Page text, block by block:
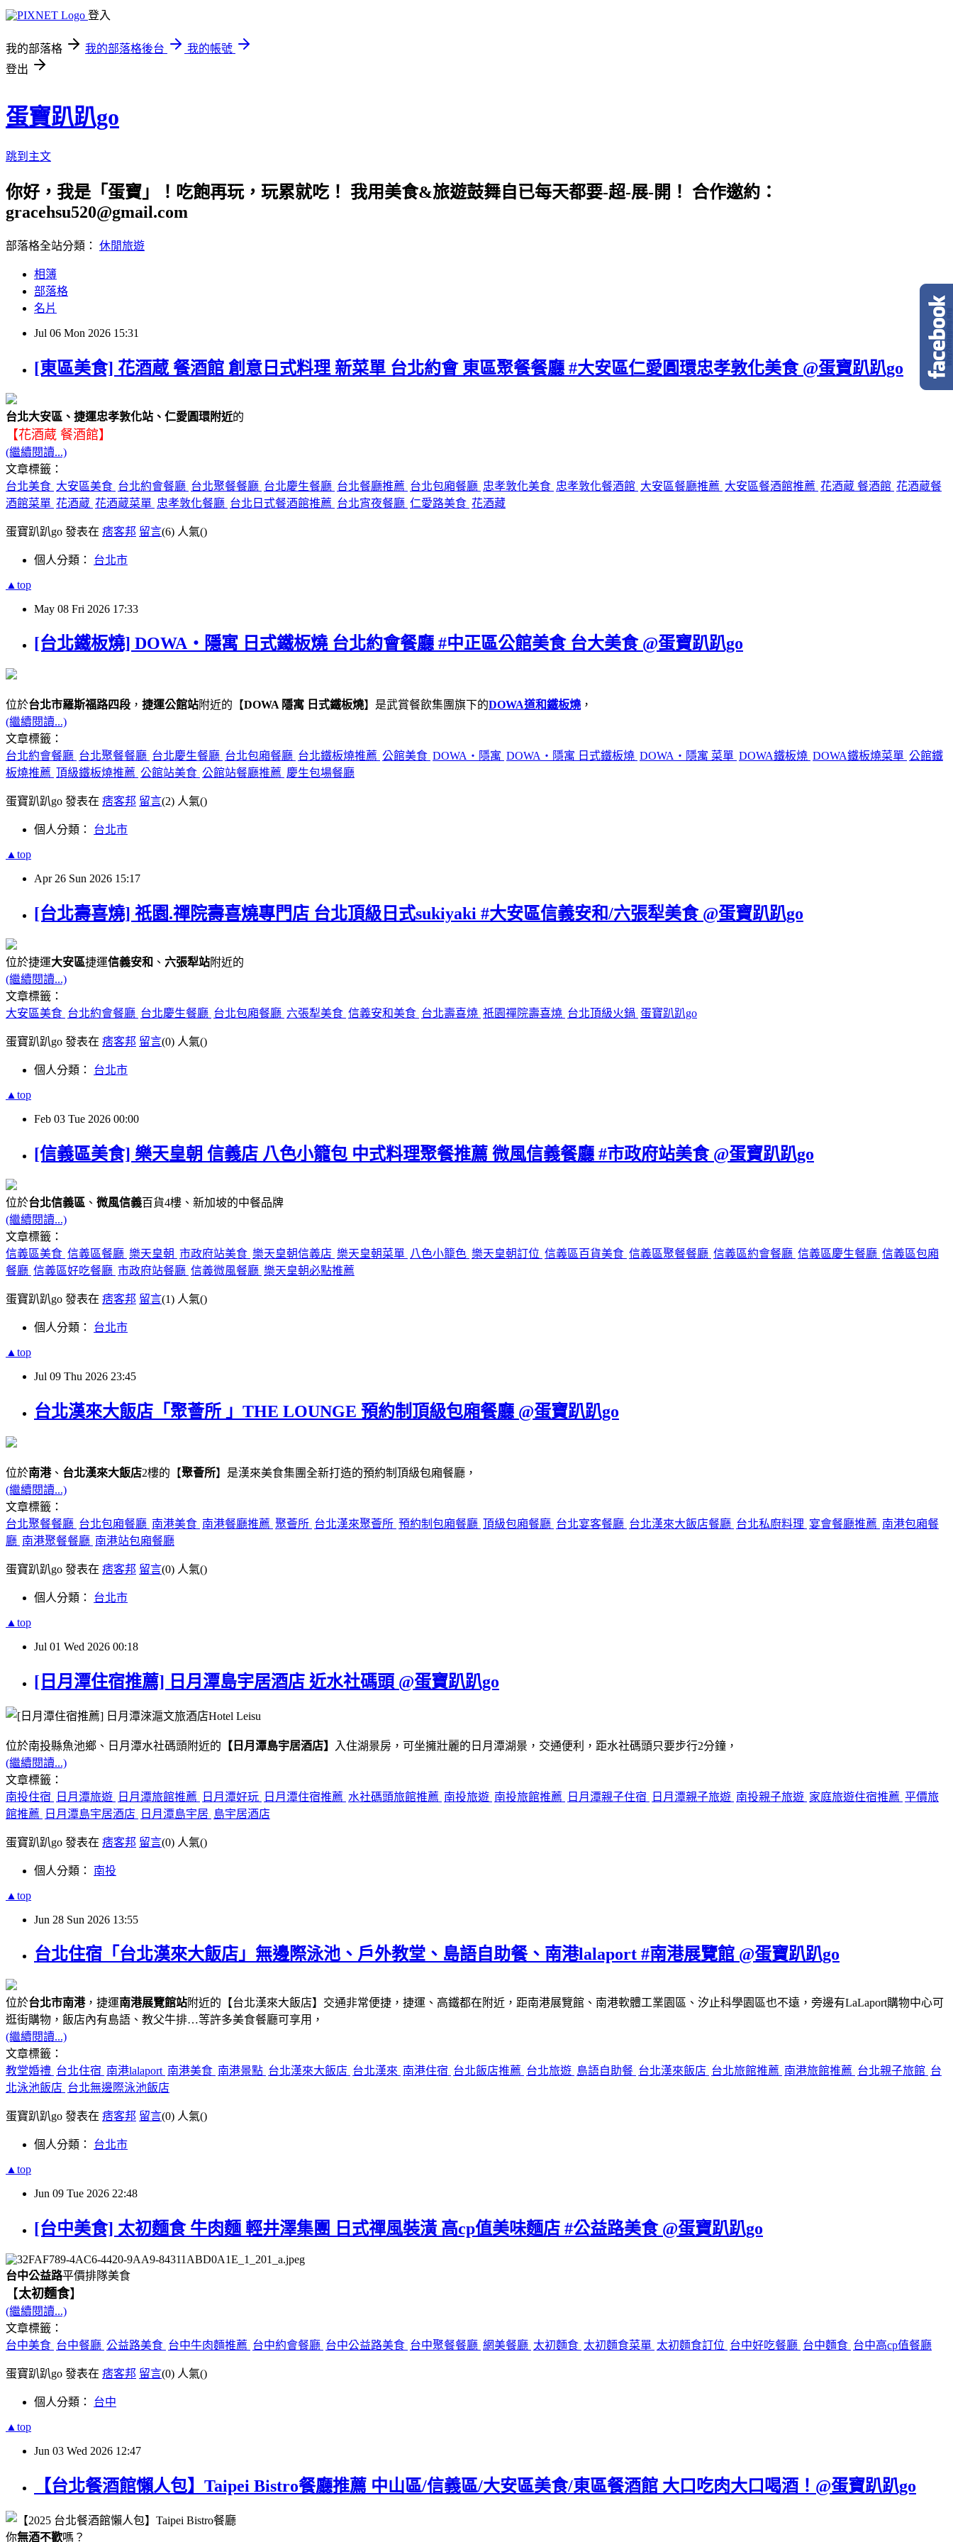
登入
我的部落格 我的部落格後台
我的帳號
登出
蛋寶趴趴go
跳到主文
你好，我是「蛋寶」！吃飽再玩，玩累就吃！ 我用美食&旅遊鼓舞自已每天都要-超-展-開！ 合作邀約：
gracehsu520@gmail.com
部落格全站分類： 休閒旅遊
相簿
部落格
名片
Jul 06 Mon 2026 15:31
[東區美食] 花酒蔵 餐酒館 創意日式料理 新菜單 台北約會 東區聚餐餐廳 #大安區仁愛圓環忠孝敦化美食 @蛋寶趴趴go
台北大安區、捷運忠孝敦化站、仁愛圓環附近的
【花酒蔵 餐酒館】
(繼續閱讀...)
文章標籤：
台北美食 大安區美食 台北約會餐廳 台北聚餐餐廳 台北慶生餐廳 台北餐廳推薦 台北包廂餐廳 忠孝敦化美食 忠孝敦化餐酒館 大安區餐廳推薦 大安區餐酒館推薦 花酒蔵 餐酒館 花酒蔵餐
酒館菜單 花酒蔵 花酒蔵菜單 忠孝敦化餐廳 台北日式餐酒館推薦 台北宵夜餐廳 仁愛路美食 花酒藏
蛋寶趴趴go 發表在 痞客邦 留言(6) 人氣()
個人分類： 台北市
▲top
May 08 Fri 2026 17:33
[台北鐵板燒] DOWA・隱寓 日式鐵板燒 台北約會餐廳 #中正區公館美食 台大美食 @蛋寶趴趴go
位於台北市羅斯福路四段 ， 捷運公館站附近的【DOWA 隱寓 日式鐵板燒】是武賞餐飲集團旗下的DOWA道和鐵板燒 ，
(繼續閱讀...)
文章標籤：
台北約會餐廳 台北聚餐餐廳 台北慶生餐廳 台北包廂餐廳 台北鐵板燒推薦 公館美食 DOWA・隱寓 DOWA・隱寓 日式鐵板燒 DOWA・隱寓 菜單 DOWA鐵板燒 DOWA鐵板燒菜單 公館鐵
板燒推薦 頂級鐵板燒推薦 公館站美食 公館站餐廳推薦 慶生包場餐廳
蛋寶趴趴go 發表在 痞客邦 留言(2) 人氣()
個人分類： 台北市
▲top
Apr 26 Sun 2026 15:17
[台北壽喜燒] 祇園.禪院壽喜燒專門店 台北頂級日式sukiyaki #大安區信義安和/六張犁美食 @蛋寶趴趴go
位於捷運大安區捷運信義安和 、 六張犁站附近的
(繼續閱讀...)
文章標籤：
大安區美食 台北約會餐廳 台北慶生餐廳 台北包廂餐廳 六張犁美食 信義安和美食 台北壽喜燒 祇園禪院壽喜燒 台北頂級火鍋 蛋寶趴趴go
蛋寶趴趴go 發表在 痞客邦 留言(0) 人氣()
個人分類： 台北市
▲top
Feb 03 Tue 2026 00:00
[信義區美食] 樂天皇朝 信義店 八色小籠包 中式料理聚餐推薦 微風信義餐廳 #市政府站美食 @蛋寶趴趴go
位於台北信義區 、 微風信義百貨4樓、新加坡的中餐品牌
(繼續閱讀...)
文章標籤：
信義區美食 信義區餐廳 樂天皇朝 市政府站美食 樂天皇朝信義店 樂天皇朝菜單 八色小籠色 樂天皇朝訂位 信義區百貨美食 信義區聚餐餐廳 信義區約會餐廳 信義區慶生餐廳 信義區包廂
餐廳 信義區好吃餐廳 市政府站餐廳 信義微風餐廳 樂天皇朝必點推薦
蛋寶趴趴go 發表在 痞客邦 留言(1) 人氣()
個人分類： 台北市
▲top
Jul 09 Thu 2026 23:45
台北漢來大飯店「聚薈所 」THE LOUNGE 預約制頂級包廂餐廳 @蛋寶趴趴go
位於南港、 台北漢來大飯店2樓的【聚薈所】是漢來美食集團全新打造的預約制頂級包廂餐廳，
(繼續閱讀...)
文章標籤：
台北聚餐餐廳 台北包廂餐廳 南港美食 南港餐廳推薦 聚薈所 台北漢來聚薈所 預約制包廂餐廳 頂級包廂餐廳 台北宴客餐廳 台北漢來大飯店餐廳 台北私廚料理 宴會餐廳推薦 南港包廂餐
廳 南港聚餐餐廳 南港站包廂餐廳
蛋寶趴趴go 發表在 痞客邦 留言(0) 人氣()
個人分類： 台北市
▲top
Jul 01 Wed 2026 00:18
[日月潭住宿推薦] 日月潭島宇居酒店 近水社碼頭 @蛋寶趴趴go
位於南投縣魚池鄉、日月潭水社碼頭附近的 【日月潭島宇居酒店】
入住湖景房，可坐擁壯麗的日月潭湖景，交通便利，距水社碼頭只要步行2分鐘，
(繼續閱讀...)
文章標籤：
南投住宿
日月潭旅遊 日月潭旅館推薦 日月潭好玩 日月潭住宿推薦 水社碼頭旅館推薦 南投旅遊 南投旅館推薦 日月潭親子住宿 日月潭親子旅遊 南投親子旅遊 家庭旅遊住宿推薦 平價旅
館推薦
日月潭島宇居酒店 日月潭島宇居 島宇居酒店
蛋寶趴趴go 發表在 痞客邦 留言(0) 人氣()
個人分類： 南投
▲top
Jun 28 Sun 2026 13:55
台北住宿「台北漢來大飯店」無邊際泳池、戶外教堂、島語自助餐、南港lalaport #南港展覽館 @蛋寶趴趴go
位於台北市南港，捷運南港展覽館站附近的【台北漢來大飯店】交通非常便捷，捷運、高鐵都在附近，距南港展覽館、南港軟體工業園區、汐止科學園區也不遠，旁邊有LaLaport購物中心可
逛街購物，飯店內有島語、教父牛排…等許多美食餐廳可享用，
(繼續閱讀...)
文章標籤：
教堂婚禮 台北住宿 南港lalaport 南港美食 南港景點 台北漢來大飯店 台北漢來 南港住宿 台北飯店推薦 台北旅遊 島語自助餐 台北漢來飯店 台北旅館推薦 南港旅館推薦 台北親子旅館 台
北泳池飯店 台北無邊際泳池飯店
蛋寶趴趴go 發表在 痞客邦 留言(0) 人氣()
個人分類： 台北市
▲top
Jun 09 Tue 2026 22:48
[台中美食] 太初麵食 牛肉麵 輕井澤集團 日式禪風裝潢 高cp值美味麵店 #公益路美食 @蛋寶趴趴go
台中公益路平價排隊美食
【太初麵食】
(繼續閱讀...)
文章標籤：
台中美食 台中餐廳 公益路美食 台中牛肉麵推薦 台中約會餐廳 台中公益路美食 台中聚餐餐廳 網美餐廳 太初麵食 太初麵食菜單 太初麵食訂位 台中好吃餐廳 台中麵食 台中高cp值餐廳
蛋寶趴趴go 發表在 痞客邦 留言(0) 人氣()
個人分類： 台中
▲top
Jun 03 Wed 2026 12:47
【台北餐酒館懶人包】Taipei Bistro餐廳推薦 中山區/信義區/大安區美食/東區餐酒館 大口吃肉大口喝酒！@蛋寶趴趴go
你無酒不歡嗎？